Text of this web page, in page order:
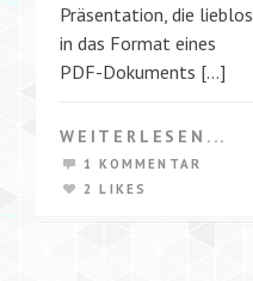
Präsentation, die lieblos
in das Format eines
PDF-Dokuments […]
WEITERLESEN...
1 KOMMENTAR
2 LIKES